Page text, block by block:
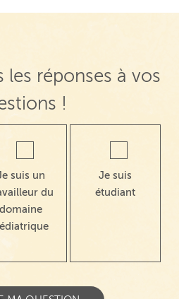
les réponses à vos
!
suis un
du
domaine
Je suis
étudiant